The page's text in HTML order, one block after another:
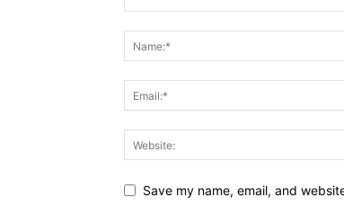
Save my name, email, and